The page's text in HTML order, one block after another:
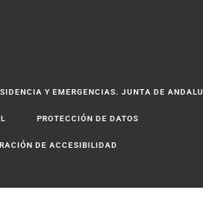
Y EMERGENCIAS. JUNTA DE
PROTECCIÓN DE DATOS
DE ACCESIBILIDAD